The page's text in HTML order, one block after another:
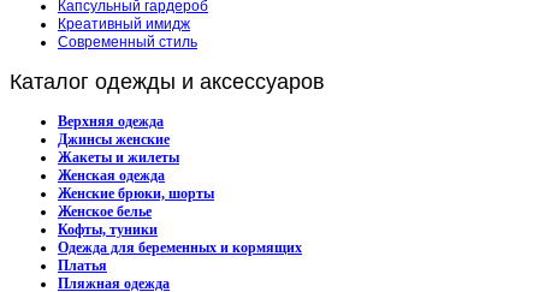
Капсульный гардероб
Креативный имидж
Современный стиль
Каталог одежды и аксессуаров
Верхняя одежда
Джинсы женские
Жакеты и жилеты
Женская одежда
Женские брюки, шорты
Женское белье
Кофты, туники
Одежда для беременных и кормящих
Платья
Пляжная одежда